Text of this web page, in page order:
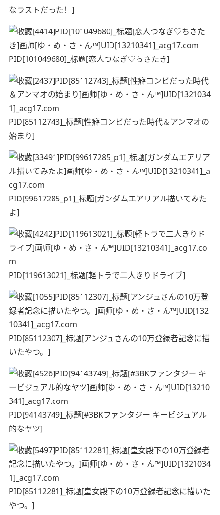
なラストだった！]
PID[101049680]_标题[恋人つなぎ♡ちさたき]
PID[85112743]_标题[性癖コンビだった時代＆アンマオの
始まり]
PID[99617285_p1]_标题[ガンダムエアリアル描いてみた
よ]
PID[119613021]_标题[軽トラで二人きりドライブ]
PID[85112307]_标题[アンジュさんの10万登録者記念に描
いたやつ。]
PID[94143749]_标题[#3BKファンタジー キービジュアル
的なヤツ]
PID[85112281]_标题[皇女殿下の10万登録者記念に描いた
やつ。]